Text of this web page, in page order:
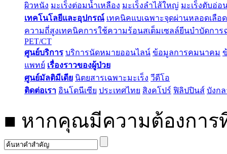
ผิวหนัง มะเร็งต่อมน้ำเหลือง มะเร็งลำไส้ใหญ่ มะเร็งตับอ่อ
เทคโนโลยีและอุปกรณ์ เทคนิคแบเฉพาะจุดผ่านหลอดเลือด
ความถี่สูงเทคนิคการใช้ความร้อนสเต็มเซลล์ยีนบำบัดการ
PET/CT
ศูนย์บริการ บริการนัดหมายออนไลน์ ข้อมูลการคมนาคม
แพทย์ เรื่องราวของผู้ป่วย
ศูนย์มัลติมีเดีย นิตยสารเฉพาะมะเร็ง วีดีโอ
ติดต่อเรา อินโดนีเซีย ประเทศไทย สิงคโปร์ ฟิลิปปินส์ บังกล
■ หากคุณมีความต้องการ